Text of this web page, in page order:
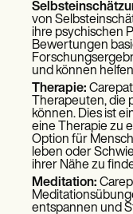
von
ihre psychischen
Bewertungen
und können
Therapie:
Therapeuten, die
können. Dies ist
eine Therapie zu
Option für
leben oder
ihrer Nähe zu
Meditation:
entspannen und